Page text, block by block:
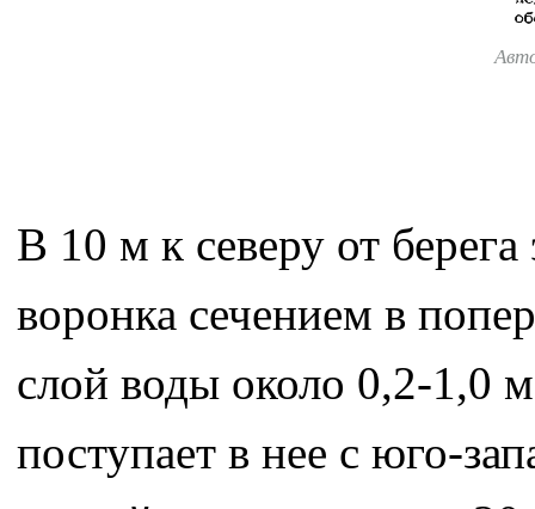
В 10 м к северу от
воронка сечением в
слой воды около 0,2-1,0
поступает в нее с юго-